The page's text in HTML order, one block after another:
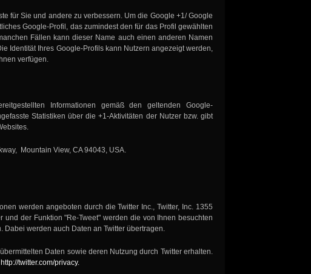
für Sie und andere zu verbessern. Um die Google +1/ Google
Google-Profil, das zumindest den für das Profil gewählten
Fällen kann dieser Name auch einen anderen Namen
Identität Ihres Google-Profils kann Nutzern angezeigt werden,
verfügen.
Informationen gemäß den geltenden Google-
Statistiken über die +1-Aktivitäten der Nutzer bzw. gibt
Mountain View, CA 94043, USA.
werden angeboten durch die Twitter Inc., Twitter, Inc. 1355
und der Funktion "Re-Tweet" werden die von Ihnen besuchten
Dabei werden auch Daten an Twitter übertragen.
Daten sowie deren Nutzung durch Twitter erhalten.
http://twitter.com/privacy.